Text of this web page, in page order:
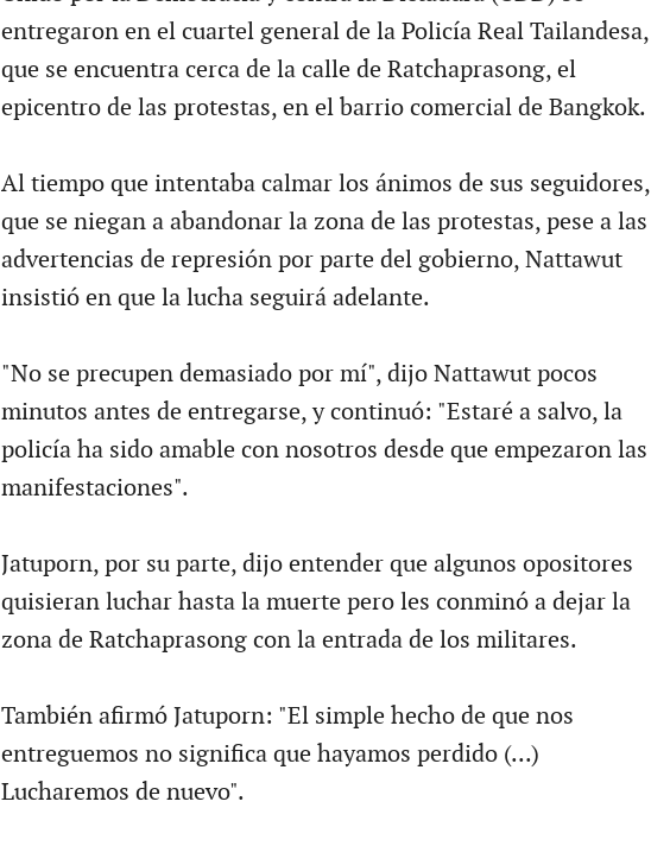
entregaron en el cuartel general de la Policía Real Tailandesa,
que se encuentra cerca de la calle de Ratchaprasong, el
epicentro de las protestas, en el barrio comercial de Bangkok.
Al tiempo que intentaba calmar los ánimos de sus seguidores,
que se niegan a abandonar la zona de las protestas, pese a las
advertencias de represión por parte del gobierno, Nattawut
insistió en que la lucha seguirá adelante.
"No se precupen demasiado por mí", dijo Nattawut pocos
minutos antes de entregarse, y continuó: "Estaré a salvo, la
policía ha sido amable con nosotros desde que empezaron las
manifestaciones".
Jatuporn, por su parte, dijo entender que algunos opositores
quisieran luchar hasta la muerte pero les conminó a dejar la
zona de Ratchaprasong con la entrada de los militares.
También afirmó Jatuporn: "El simple hecho de que nos
entreguemos no significa que hayamos perdido (...)
Lucharemos de nuevo".